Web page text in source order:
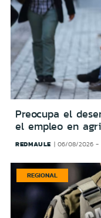
Preocupa el
el empleo en
REDMAULE 06/08/2026 -
REGIONAL